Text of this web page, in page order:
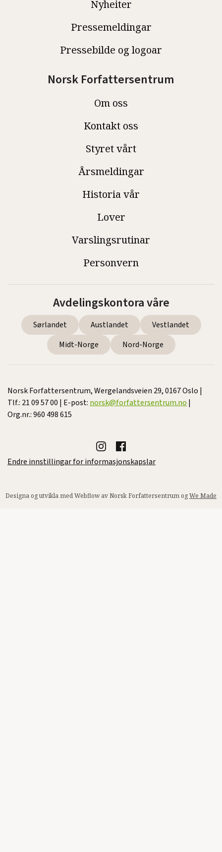
Nyheiter
Pressemeldingar
Pressebilde og logoar
Norsk Forfattersentrum
Om oss
Kontakt oss
Styret vårt
Årsmeldingar
Historia vår
Lover
Varslingsrutinar
Personvern
Avdelingskontora våre
Sørlandet Austlandet
Vestlandet
Midt-Norge
Nord-Norge
Norsk Forfattersentrum, Wergelandsveien 29, 0167 Oslo |
Tlf.: 21 09 57 00 | E-post: norsk@forfattersentrum.no |
Org.nr.: 960 498 615
Endre innstillingar for informasjonskapslar
Designa og utvikla med Webflow av Norsk Forfattersentrum ogWe Made